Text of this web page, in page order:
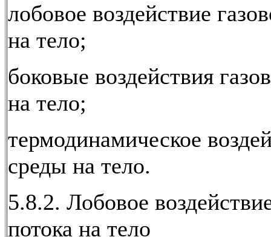
лобовое воздействие
на тело;
боковые воздействия
на тело;
термодинамическое
среды на тело.
5.8.2. Лобовое
потока на тело